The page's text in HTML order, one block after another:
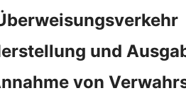
und
von